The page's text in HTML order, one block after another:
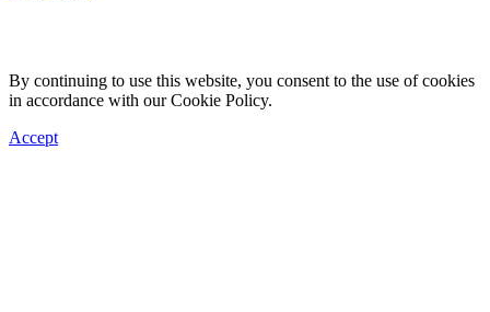
By continuing to use this website, you consent to the use of cookies
in accordance with our Cookie Policy.
Accept